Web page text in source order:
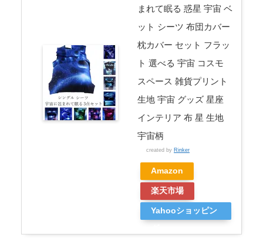
まれて眠る 惑星 宇宙 ベ
ット シーツ 布団カバー
枕カバー セット フラッ
ト 選べる 宇宙 コスモ
スペース 雑貨プリント
生地 宇宙 グッズ 星座
インテリア 布 星 生地
宇宙柄
created by Rinker
Amazon
楽天市場
Yahooショッピン